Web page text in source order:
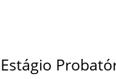
Estágio